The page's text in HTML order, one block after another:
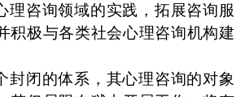
理咨询领域的实践，拓展咨询服
积极与各类社会心理咨询机构建
封闭的体系，其心理咨询的对象